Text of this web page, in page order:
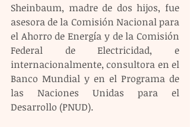
Sheinbaum, madre de dos hijos, fue
asesora de la Comisión Nacional para
el Ahorro de Energía y de la Comisión
Federal de Electricidad, e
internacionalmente, consultora en el
Banco Mundial y en el Programa de
las Naciones Unidas para el
Desarrollo (PNUD).